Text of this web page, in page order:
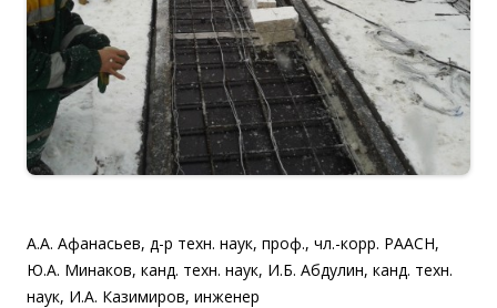
А.А. Афанасьев, д-р техн. наук, проф., чл.-корр. РААСН,
Ю.А. Минаков, канд. техн. наук, И.Б. Абдулин, канд. техн.
наук, И.А. Казимиров, инженер